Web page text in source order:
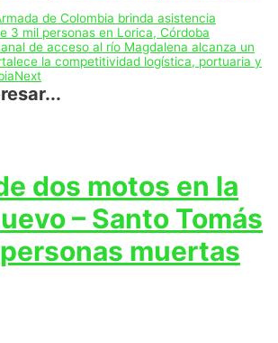
de Colombia brinda asistencia
3 mil personas en Lorica, Córdoba
de acceso al río Magdalena alcanza un
la competitividad logística, portuaria y
Next
dos motos en la
– Santo Tomás
muertas